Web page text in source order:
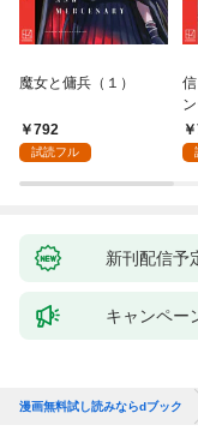
魔女と傭兵（１）
792
試読フル
（
新刊配信予
キャンペー
漫画無料試し読みならdブック